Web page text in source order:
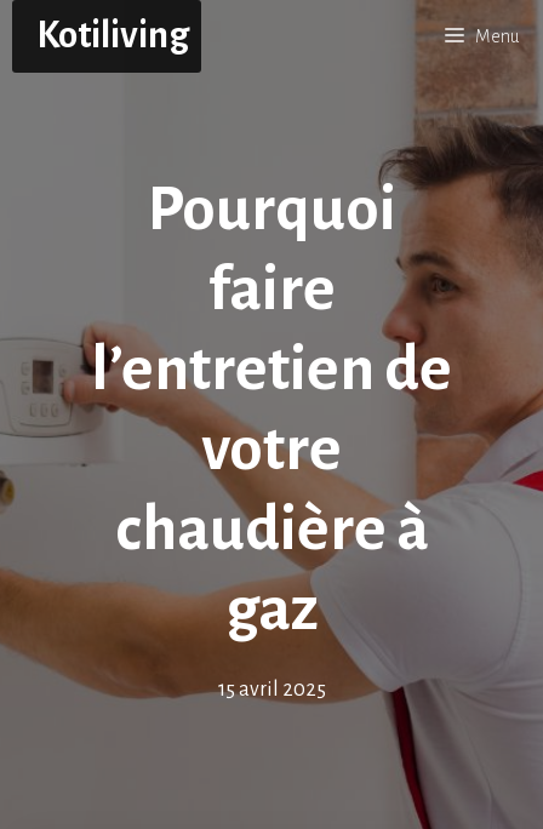
contenu
Kotiliving Menu
Pourquoi
faire
l’entretien de
votre
chaudière à
gaz
15 avril 2025